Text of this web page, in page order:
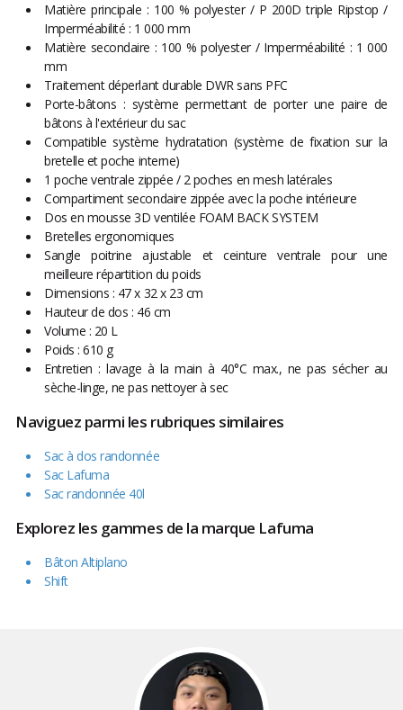
Matière principale : 100 % polyester / P 200D triple Ripstop /
Imperméabilité : 1 000 mm
Matière secondaire : 100 % polyester / Imperméabilité : 1 000
mm
Traitement déperlant durable DWR sans PFC
Porte-bâtons : système permettant de porter une paire de
bâtons à l'extérieur du sac
Compatible système hydratation (système de fixation sur la
bretelle et poche interne)
1 poche ventrale zippée / 2 poches en mesh latérales
Compartiment secondaire zippée avec la poche intérieure
Dos en mousse 3D ventilée FOAM BACK SYSTEM
Bretelles ergonomiques
Sangle poitrine ajustable et ceinture ventrale pour une
meilleure répartition du poids
Dimensions : 47 x 32 x 23 cm
Hauteur de dos : 46 cm
Volume : 20 L
Poids : 610 g
Entretien : lavage à la main à 40°C max., ne pas sécher au
sèche-linge, ne pas nettoyer à sec
Naviguez parmi les rubriques similaires
Sac à dos randonnée
Sac Lafuma
Sac randonnée 40l
Explorez les gammes de la marque Lafuma
Bâton Altiplano
Shift